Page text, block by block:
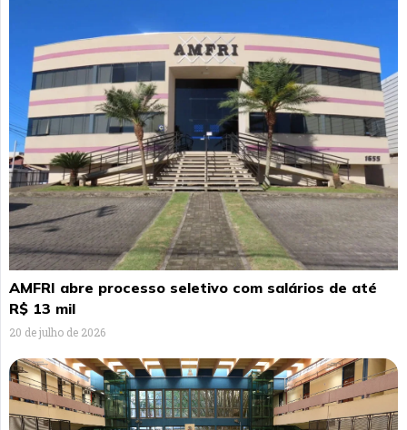
AMFRI abre processo seletivo com salários de até
R$ 13 mil
20 de julho de 2026